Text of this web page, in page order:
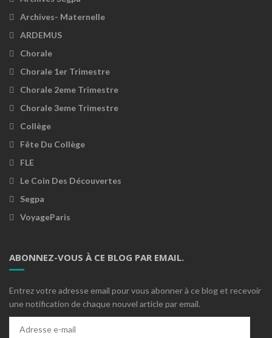
Archives- Maternelle
ARDEMUS
Chorale
Chorale 1er Trimestre
Chorale 2eme Trimestre
Chorale 3eme Trimestre
Collège
Fête Du Collège
FLE
Le Coin Des Découvertes
Segpa
VoyageParis
ABONNEZ-VOUS À CE BLOG PAR EMAIL.
Entrez votre adresse email pour vous abonner à ce blog et recevoir
une notification de chaque nouvel article par email.